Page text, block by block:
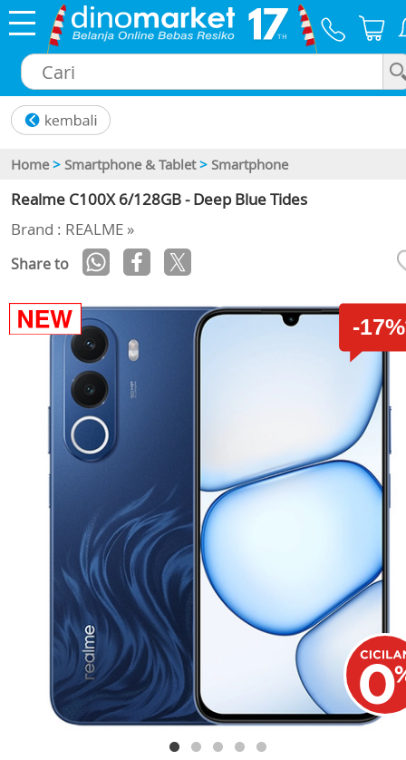
Home > Smartphone & Tablet > Smartphone
Realme C100X 6/128GB - Deep Blue Tides
Brand : REALME »
Share to
-